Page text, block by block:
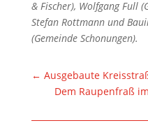
& Fischer), Wolfgang Full
Stefan Rottmann und
(Gemeinde Schonungen).
← Ausgebaute
Dem Raupenfraß